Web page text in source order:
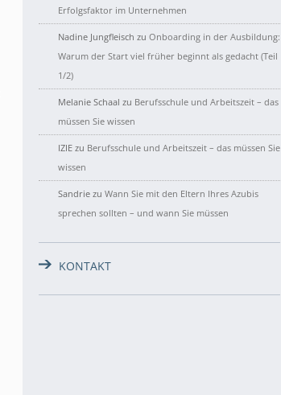
Erfolgsfaktor im Unternehmen
Nadine Jungfleisch zu Onboarding in der Ausbildung:
Warum der Start viel früher beginnt als gedacht (Teil
1/2)
Melanie Schaal zu Berufsschule und Arbeitszeit – das
müssen Sie wissen
IZIE zu Berufsschule und Arbeitszeit – das müssen Sie
wissen
Sandrie zu Wann Sie mit den Eltern Ihres Azubis
sprechen sollten – und wann Sie müssen
KONTAKT